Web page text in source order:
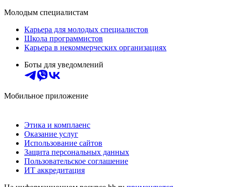
Молодым специалистам
Карьера для молодых специалистов
Школа программистов
Карьера в некоммерческих организациях
Боты для уведомлений
Мобильное приложение
Этика и комплаенс
Оказание услуг
Использование сайтов
Защита персональных данных
Пользовательское соглашение
ИТ аккредитация